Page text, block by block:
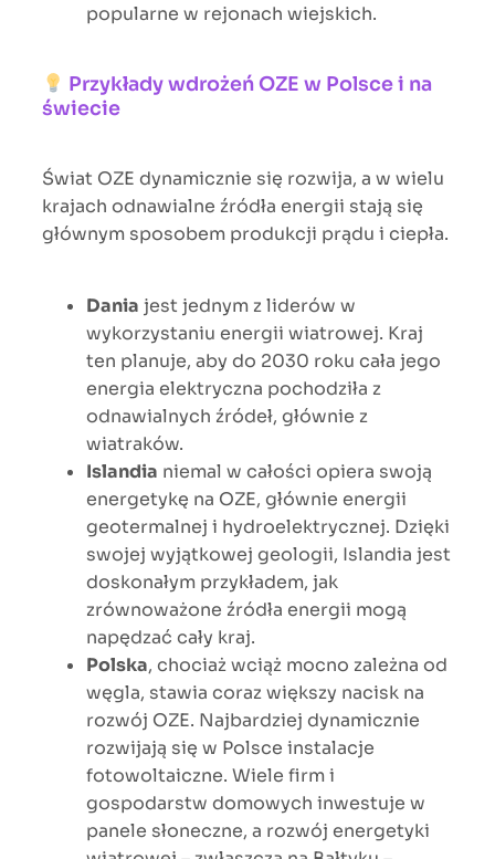
popularne w rejonach wiejskich.
Przykłady wdrożeń OZE w Polsce i na
świecie
Świat OZE dynamicznie się rozwija, a w wielu
krajach odnawialne źródła energii stają się
głównym sposobem produkcji prądu i ciepła.
Dania jest jednym z liderów w
wykorzystaniu energii wiatrowej. Kraj
ten planuje, aby do 2030 roku cała jego
energia elektryczna pochodziła z
odnawialnych źródeł, głównie z
wiatraków.
Islandia niemal w całości opiera swoją
energetykę na OZE, głównie energii
geotermalnej i hydroelektrycznej. Dzięki
swojej wyjątkowej geologii, Islandia jest
doskonałym przykładem, jak
zrównoważone źródła energii mogą
napędzać cały kraj.
Polska, chociaż wciąż mocno zależna od
węgla, stawia coraz większy nacisk na
rozwój OZE. Najbardziej dynamicznie
rozwijają się w Polsce instalacje
fotowoltaiczne. Wiele firm i
gospodarstw domowych inwestuje w
panele słoneczne, a rozwój energetyki